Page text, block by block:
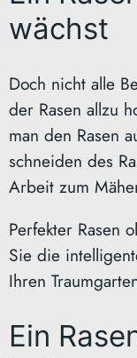
wächst
Doch nicht alle
der Rasen allzu
man den Rasen
schneiden des
Arbeit zum
Perfekter Rasen
Sie die
Ihren
Ein